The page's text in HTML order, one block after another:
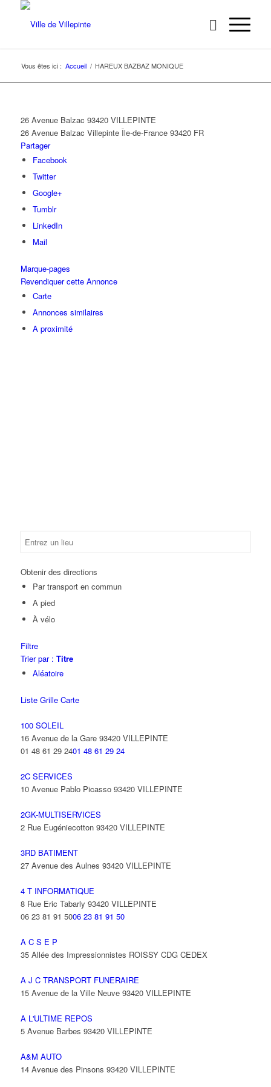
Vous êtes ici : Accueil / HAREUX BAZBAZ MONIQUE
26 Avenue Balzac 93420 VILLEPINTE
26 Avenue Balzac Villepinte Île-de-France 93420 FR
Partager
Facebook
Twitter
Google+
Tumblr
LinkedIn
Mail
Marque-pages
Revendiquer cette Annonce
Carte
Annonces similaires
A proximité
Obtenir des directions
Par transport en commun
A pied
À vélo
Filtre
Trier par : Titre
Aléatoire
Liste Grille Carte
100 SOLEIL
16 Avenue de la Gare 93420 VILLEPINTE
01 48 61 29 2401 48 61 29 24
2C SERVICES
10 Avenue Pablo Picasso 93420 VILLEPINTE
2GK-MULTISERVICES
2 Rue Eugéniecotton 93420 VILLEPINTE
3RD BATIMENT
27 Avenue des Aulnes 93420 VILLEPINTE
4 T INFORMATIQUE
8 Rue Eric Tabarly 93420 VILLEPINTE
06 23 81 91 5006 23 81 91 50
A C S E P
35 Allée des Impressionnistes ROISSY CDG CEDEX
A J C TRANSPORT FUNERAIRE
15 Avenue de la Ville Neuve 93420 VILLEPINTE
A L'ULTIME REPOS
5 Avenue Barbes 93420 VILLEPINTE
A&M AUTO
14 Avenue des Pinsons 93420 VILLEPINTE